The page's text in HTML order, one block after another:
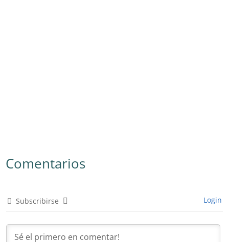
Comentarios
Subscribirse Login